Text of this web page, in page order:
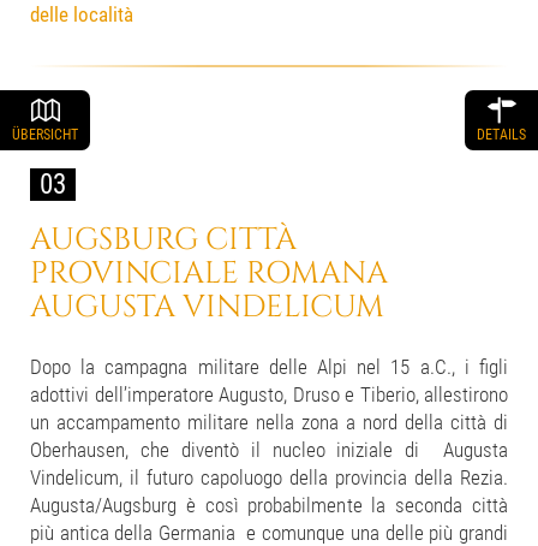
delle località
ÜBERSICHT DETAILS
AUGSBURG CITTÀ
PROVINCIALE ROMANA
AUGUSTA VINDELICUM
03
Dopo la campagna militare delle Alpi nel 15 a.C., i figli
adottivi dell’imperatore Augusto, Druso e Tiberio, allestirono
un accampamento militare nella zona a nord della città di
Oberhausen, che diventò il nucleo iniziale di Augusta
Vindelicum, il futuro capoluogo della provincia della Rezia.
Augusta/Augsburg è così probabilmente la seconda città
più antica della Germania e comunque una delle più grandi